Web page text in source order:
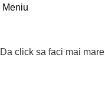
Meniu
Da click sa faci mai mare